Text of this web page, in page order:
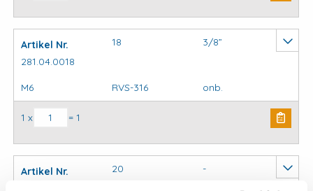
Artikel Nr.
281.04.0018
18 3/8”
M6 RVS-316 onb.
Krambeugels standaard aantal
1 x = 1
Artikel Nr.
20 -